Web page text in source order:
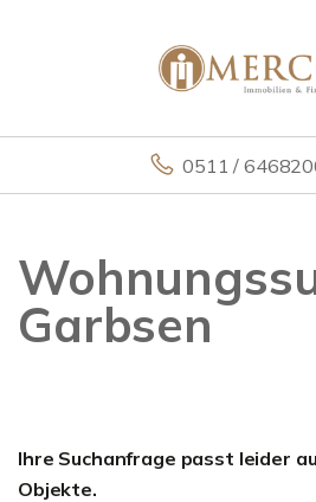
0511 /
Garbsen
Ihre Suchanfrage passt leider
Objekte.